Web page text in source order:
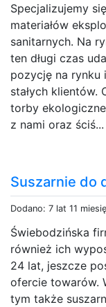
Specjalizujemy
materiałów
sanitarnych. Na
ten długi czas
pozycję na rynku
stałych klientów.
torby
z nami oraz ściś...
Suszarnie do
Dodano: 7 lat 11
Świebodzińska
również ich
24 lat, jeszcze
ofercie towarów.
tym także